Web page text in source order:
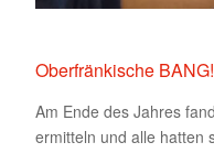
Oberfränkische
Am Ende des Jahres
ermitteln und alle hatten